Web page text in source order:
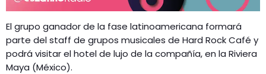
El grupo ganador de la fase latinoamericana formará
parte del staff de grupos musicales de Hard Rock Café y
podrá visitar el hotel de lujo de la compañía, en la Riviera
Maya (México).